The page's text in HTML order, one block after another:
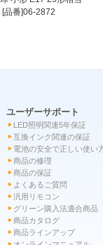
[品番]06-2872
ユーザーサポート
LED照明関連5年保証
互換インク関連の保証
電池の安全で正しい使い
商品の修理
商品の保証
よくあるご質問
汎用リモコン
グリーン購入法適合商品
商品カタログ
商品ラインアップ